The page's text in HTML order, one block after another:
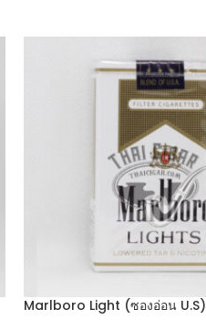
Marlboro Light (ซองอ่อน U.S)